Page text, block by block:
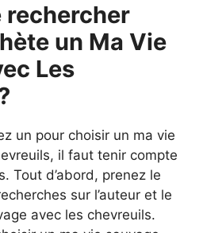
rechercher
un Ma Vie
Les
un pour choisir un ma vie
il faut tenir compte
Tout d’abord, prenez le
sur l’auteur et le
avec les chevreuils.